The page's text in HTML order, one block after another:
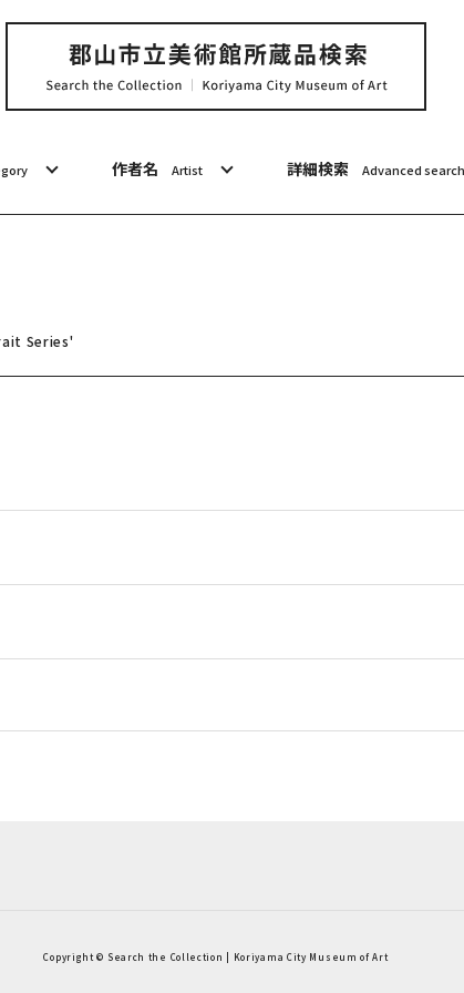
作者名 Artist 詳細検索 Advanced search
Series'
Copyright © Search the Collection | Koriyama City Museum of Art